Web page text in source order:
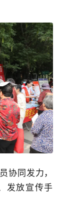
协同发力，
发放宣传手